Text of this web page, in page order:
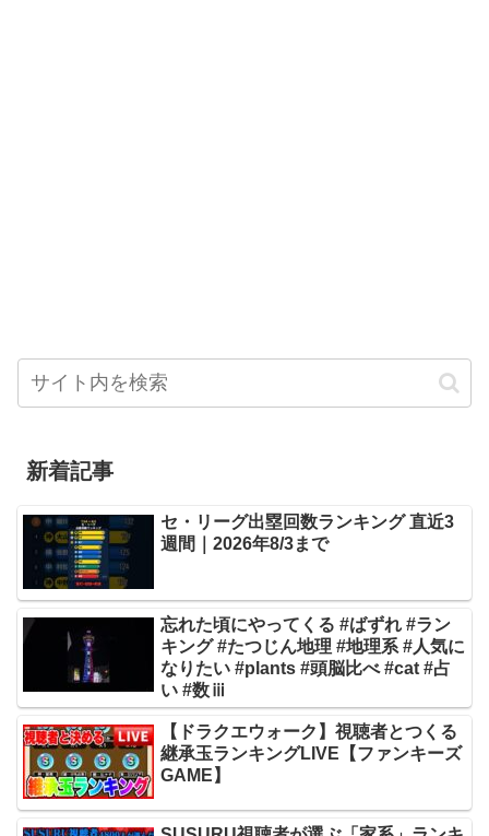
新着記事
セ・リーグ出塁回数ランキング 直近3
週間｜2026年8/3まで
忘れた頃にやってくる #ばずれ #ラン
キング #たつじん地理 #地理系 #人気に
なりたい #plants #頭脳比べ #cat #占
い #数ⅲ
【ドラクエウォーク】視聴者とつくる
継承玉ランキングLIVE【ファンキーズ
GAME】